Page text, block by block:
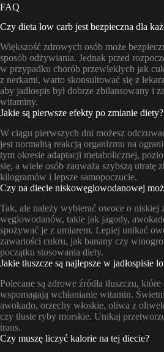
FAQ
Czy dieta low carb jest bezpieczna dla
Większość zdrowych osób może
sposób odżywiania. Jednak przed
w przypadku chorób przewlekłych jak
z nerkami, warto skonsultować się z
aby jadłospis był dobrze zbilansowany i
witaminy.
Jakie są pierwsze efekty po zmianie diety?
W ciągu pierwszych dni możesz
jest normalną reakcją organizmu na
tym okresie adaptacji metabolicznej,
się, a wiele osób zauważa szybszą utratę
kilogramów i lepsze samopoczucie.
Czy na diecie niskowęglowodanowej
Tak, ale należy wybierać owoce o niskiej
węglowodanów, takie jak jagody,
spożywać je z umiarem. Lepiej unikać
zawartości cukru, jak banany czy
początku stosowania diety.
Jakie tłuszcze są najlepsze w jadłospisie
Polecane są zdrowe źródła tłuszczu,
wspomagają wchłanianie witamin.
awokado, orzechy włoskie, oliwa z
czy tłuste ryby morskie. Unikaj
trans.
Czy muszę liczyć kalorie na tej diecie?